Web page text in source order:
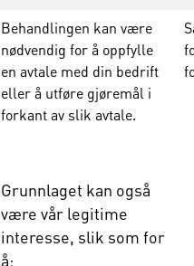
Behandlingen kan være
nødvendig for å oppfylle
en avtale med din bedrift
eller å utføre gjøremål i
forkant av slik avtale.
Grunnlaget kan også
være vår legitime
interesse, slik som for
å: